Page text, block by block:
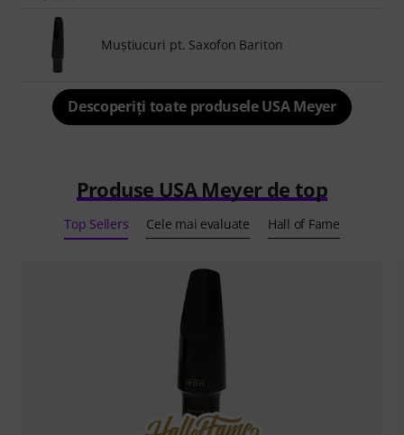
Muştiucuri pt. Saxofon Bariton
Descoperiți toate produsele USA Meyer
Produse USA Meyer de top
Top Sellers Cele mai evaluate Hall of Fame